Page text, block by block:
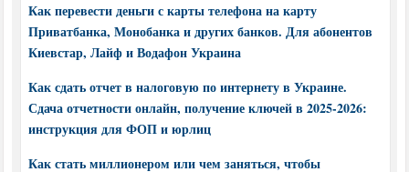
Как перевести деньги с карты телефона на карту
Приватбанка, Монобанка и других банков. Для абонентов
Киевстар, Лайф и Водафон Украина
Как сдать отчет в налоговую по интернету в Украине.
Сдача отчетности онлайн, получение ключей в 2025-2026:
инструкция для ФОП и юрлиц
Как стать миллионером или чем заняться, чтобы